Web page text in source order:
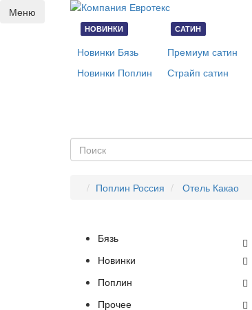
Меню
НОВИНКИ
Новинки Бязь
Новинки Поплин
САТИН
Премиум сатин
Страйп сатин
Поплин Россия
Отель Какао
Бязь
Новинки
Поплин
Прочее